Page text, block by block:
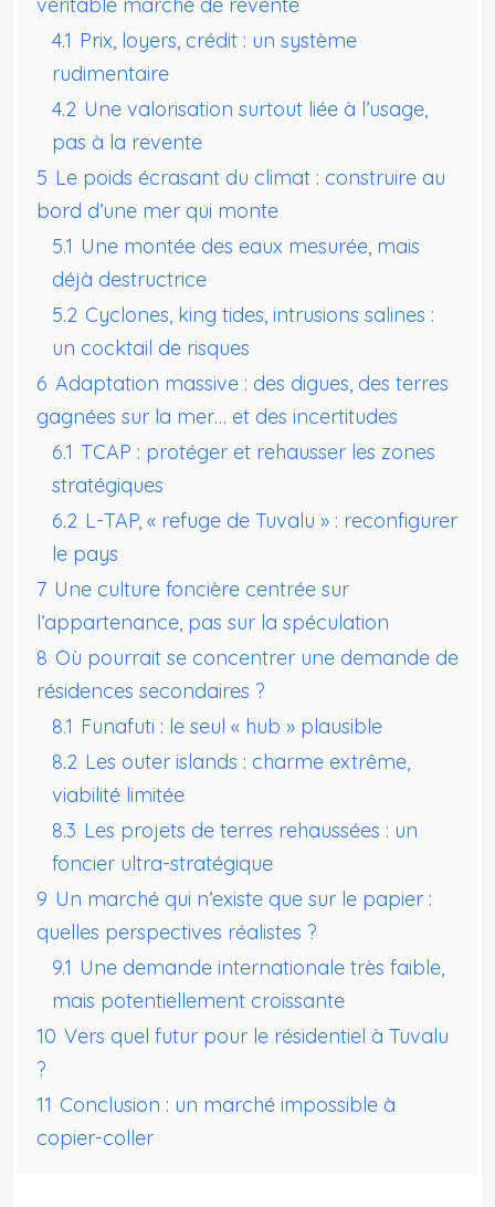
4.1 Prix, loyers, crédit : un système
rudimentaire
4.2 Une valorisation surtout liée à l’usage,
pas à la revente
5 Le poids écrasant du climat : construire au
bord d’une mer qui monte
5.1 Une montée des eaux mesurée, mais
déjà destructrice
5.2 Cyclones, king tides, intrusions salines :
un cocktail de risques
6 Adaptation massive : des digues, des terres
gagnées sur la mer… et des incertitudes
6.1 TCAP : protéger et rehausser les zones
stratégiques
6.2 L-TAP, « refuge de Tuvalu » : reconfigurer
le pays
7 Une culture foncière centrée sur
l’appartenance, pas sur la spéculation
8 Où pourrait se concentrer une demande de
résidences secondaires ?
8.1 Funafuti : le seul « hub » plausible
8.2 Les outer islands : charme extrême,
viabilité limitée
8.3 Les projets de terres rehaussées : un
foncier ultra-stratégique
9 Un marché qui n’existe que sur le papier :
quelles perspectives réalistes ?
9.1 Une demande internationale très faible,
mais potentiellement croissante
10 Vers quel futur pour le résidentiel à Tuvalu
?
11 Conclusion : un marché impossible à
copier-coller